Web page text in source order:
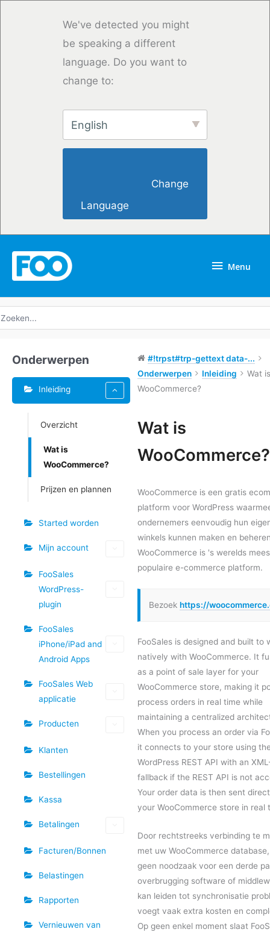
We've detected you might
be speaking a different
language. Do you want to
change to:
English
Language
Menu
Onderwerpen
Inleiding
Overzicht
Wat is
WooCommerce?
Prijzen en plannen
Started worden
Mijn account
FooSales
WordPress-
plugin
FooSales
iPhone/iPad and
Android Apps
FooSales Web
applicatie
Producten
Klanten
Bestellingen
Kassa
Betalingen
Facturen/Bonnen
Belastingen
Rapporten
Vernieuwen van
#!trpst#trp-gettext data-...
Onderwerpen
Inleiding
Wat is
WooCommerce?
Wat is
WooCommerce?
WooCommerce is een gratis
platform voor WordPress
ondernemers eenvoudig hun
winkels kunnen maken en
WooCommerce is 's werelds
populaire e-commerce platform.
Bezoek https://
FooSales is designed and built to
natively with WooCommerce. It
as a point of sale layer for your
WooCommerce store, making it
process orders in real time while
maintaining a centralized
When you process an order via
it connects to your store using
WordPress REST API with an
fallback if the REST API is not
Your order data is then sent
your WooCommerce store in real
Door rechtstreeks verbinding te
met uw WooCommerce
geen noodzaak voor een derde
overbrugging software of
kan leiden tot synchronisatie
voegt vaak extra kosten en
Op geen enkel moment slaat
Tags
navigatie